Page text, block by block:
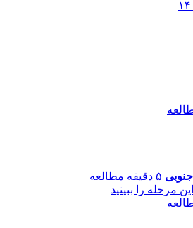
۵ دقیقه مطالعه
این مرحله را ببینید